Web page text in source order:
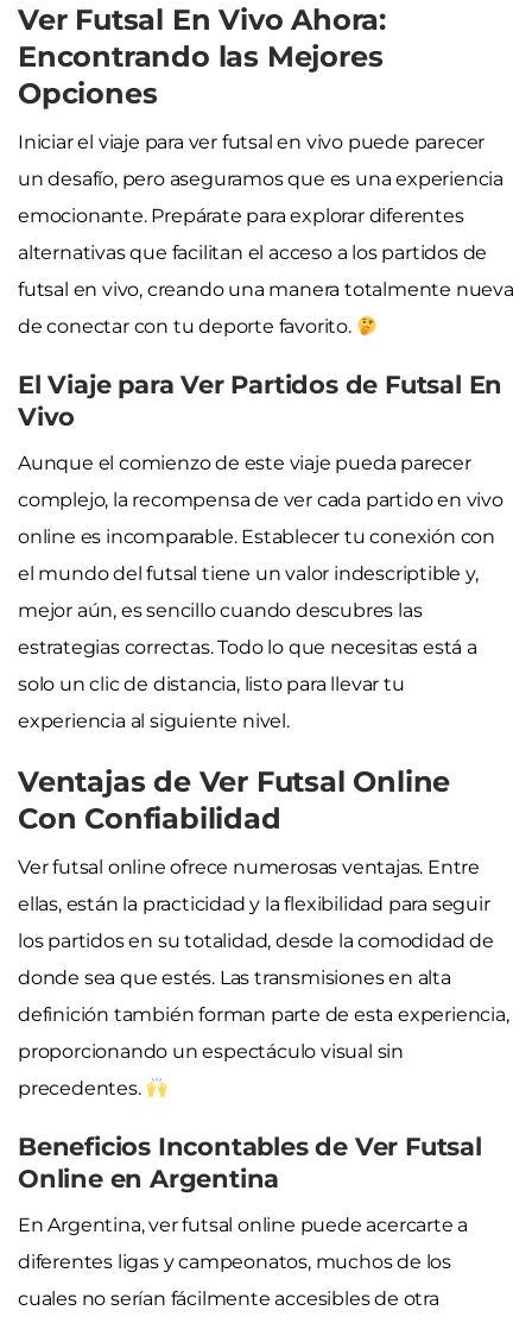
Ver Futsal En Vivo Ahora:
Encontrando las Mejores
Opciones
Iniciar el viaje para ver futsal en vivo puede parecer
un desafío, pero aseguramos que es una experiencia
emocionante. Prepárate para explorar diferentes
alternativas que facilitan el acceso a los partidos de
futsal en vivo, creando una manera totalmente nueva
de conectar con tu deporte favorito.
El Viaje para Ver Partidos de Futsal En
Vivo
Aunque el comienzo de este viaje pueda parecer
complejo, la recompensa de ver cada partido en vivo
online es incomparable. Establecer tu conexión con
el mundo del futsal tiene un valor indescriptible y,
mejor aún, es sencillo cuando descubres las
estrategias correctas. Todo lo que necesitas está a
solo un clic de distancia, listo para llevar tu
experiencia al siguiente nivel.
Ventajas de Ver Futsal Online
Con Confiabilidad
Ver futsal online ofrece numerosas ventajas. Entre
ellas, están la practicidad y la flexibilidad para seguir
los partidos en su totalidad, desde la comodidad de
donde sea que estés. Las transmisiones en alta
definición también forman parte de esta experiencia,
proporcionando un espectáculo visual sin
precedentes.
Beneficios Incontables de Ver Futsal
Online en Argentina
En Argentina, ver futsal online puede acercarte a
diferentes ligas y campeonatos, muchos de los
cuales no serían fácilmente accesibles de otra